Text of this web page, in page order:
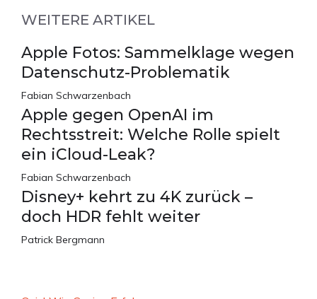
WEITERE ARTIKEL
Apple Fotos: Sammelklage wegen
Datenschutz-Problematik
Fabian Schwarzenbach
Apple gegen OpenAI im
Rechtsstreit: Welche Rolle spielt
ein iCloud-Leak?
Fabian Schwarzenbach
Disney+ kehrt zu 4K zurück –
doch HDR fehlt weiter
Patrick Bergmann